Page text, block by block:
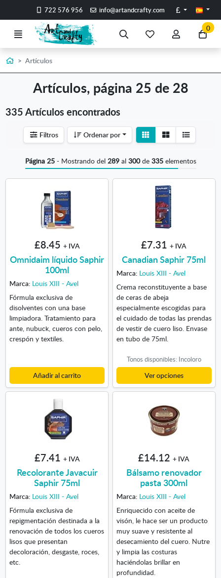
Ir al contenido principal de la página
722 576 956 info@artandcrafty.com Libras
Menú Búsqueda
artículoscuenta
Ir
a
0
InicioArtículos
Artículos, página 25 de 28
335 Artículos encontrados
Filtros Ordenar por
detalle
Ver
listado
Página 25- Mostrando del 289al 300de 335elementos
£8.45 + IVA
Omnidaim líquido Saphir
100ml
Marca: Louis XIII - Avel
Fórmula exclusiva de
disolventes con una base
limpiadora. Tratamiento para
ante, nubuck, cueros con pelo,
crespón y textiles.
Añadir al carrito
£7.31 + IVA
Canadian Saphir 75ml
Marca: Louis XIII - Avel
Crema reconstituyente a base
de ceras de abeja
especialmente escogidas para
el cuidado de todas las prendas
de vestir de cuero liso. Envase
en tubo de 75ml.
Tonos disponibles: Incoloro
Ver opciones
£7.41 + IVA
Recolorante Javacuir
Saphir 75ml
Marca: Louis XIII - Avel
Fórmula exclusiva de
repigmentación destinada a la
renovación de todos los cueros
lisos que presentan
decoloración, desgaste, roces,
etc.
£14.12 + IVA
Bálsamo renovador
pasta 300ml
Marca: Louis XIII - Avel
Enriquecido con aceite de
visón, le hace ser un producto
muy suave y resistente al
desecamiento del cuero. Nutre
y limpia las costuras
haciéndolas brillar en
profundidad.